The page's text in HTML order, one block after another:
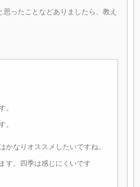
ったことなどありましたら、教え
。
。
かなりオススメしたいですね。
す。四季は感じにくいです